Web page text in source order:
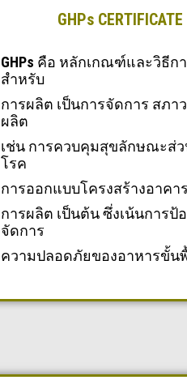
GHPs
GHPs คือ หลักเกณฑ์และวิธีก
สำหรับ
การผลิต เป็นการจัดการ สภ
ผลิต
เช่น การควบคุมสุขลักษณะส่
โรค
การออกแบบโครงสร้างอาค
การผลิต เป็นต้น ซึ่งเน้นการป้
จัดการ
ความปลอดภัยของอาหารขั้น